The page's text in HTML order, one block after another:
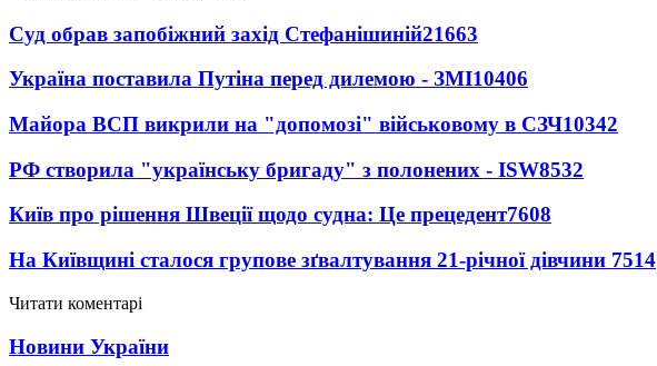
Суд обрав запобіжний захід Стефанішиній21663
Україна поставила Путіна перед дилемою - ЗМІ10406
Майора ВСП викрили на "допомозі" військовому в СЗЧ10342
РФ створила "українську бригаду" з полонених - ISW8532
Київ про рішення Швеції щодо судна: Це прецедент7608
На Київщині сталося групове зґвалтування 21-річної дівчини 7514
Читати коментарі
Новини України